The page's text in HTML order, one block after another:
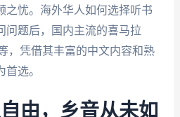
之忧。海外华人如何选择听书
问题后，国内主流的喜马拉
，凭借其丰富的中文内容和熟
选。
由，乡音从未如